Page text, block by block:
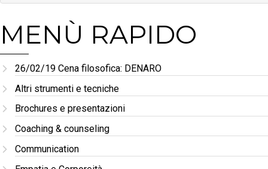
MENÙ RAPIDO
26/02/19 Cena filosofica: DENARO
Altri strumenti e tecniche
Brochures e presentazioni
Coaching & counseling
Communication